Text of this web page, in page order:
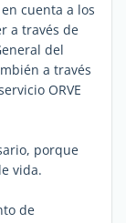
cuenta a los
a través de
del
a través
ORVE
porque
vida.
de